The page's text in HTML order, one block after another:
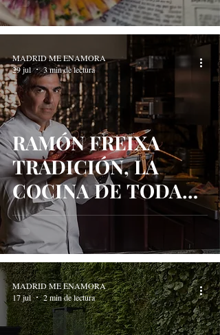
RAMÓN FREIXA
TRADICIÓN, LA
COCINA DE TODA
LA VIDA COMO
NUNCA ANTES LA
HABÍAS PROBADO
MADRID ME ENAMORA
29 jul
3 min de lectura
MADRID ME ENAMORA
17 jul
2 min de lectura